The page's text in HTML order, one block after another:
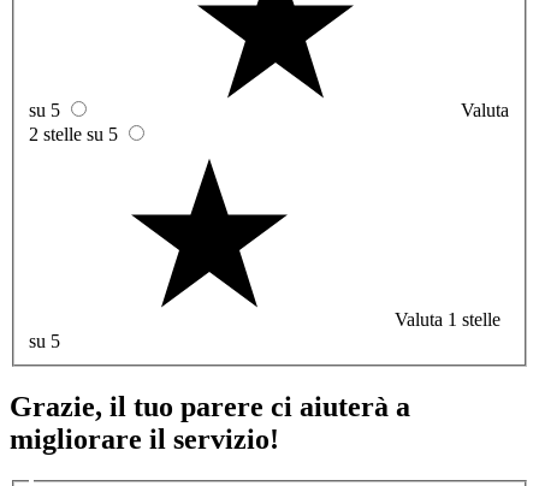
su 5
Valuta
2 stelle su 5
Valuta 1 stelle
su 5
Grazie, il tuo parere ci aiuterà a
migliorare il servizio!